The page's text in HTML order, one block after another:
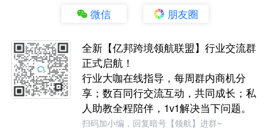
微信 朋友圈
全新【亿邦跨境领航联盟】行业交流群
正式启航！
行业大咖在线指导，每周群内商机分
享；数百同行交流互动，共同成长；私
人助教全程陪伴，1v1解决当下问题。
扫码加小编，回复暗号【领航】进群~